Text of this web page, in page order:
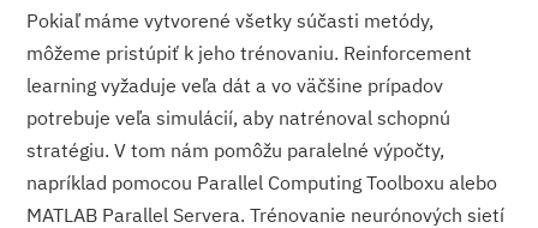
Pokiaľ máme vytvorené všetky súčasti metódy,
môžeme pristúpiť k jeho trénovaniu. Reinforcement
learning vyžaduje veľa dát a vo väčšine prípadov
potrebuje veľa simulácií, aby natrénoval schopnú
stratégiu. V tom nám pomôžu paralelné výpočty,
napríklad pomocou Parallel Computing Toolboxu alebo
MATLAB Parallel Servera. Trénovanie neurónových sietí